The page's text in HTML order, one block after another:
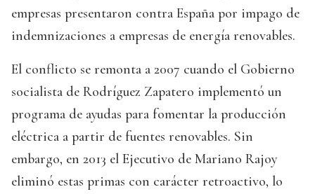
empresas presentaron contra España por impago de
indemnizaciones a empresas de energía renovables.
El conflicto se remonta a 2007 cuando el Gobierno
socialista de Rodríguez Zapatero implementó un
programa de ayudas para fomentar la producción
eléctrica a partir de fuentes renovables. Sin
embargo, en 2013 el Ejecutivo de Mariano Rajoy
eliminó estas primas con carácter retroactivo, lo